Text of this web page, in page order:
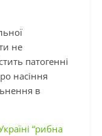
не
патогенні
насіння
в
“рибна